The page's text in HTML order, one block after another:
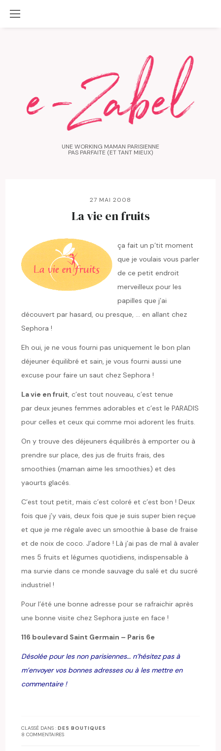
UNE WORKING MAMAN PARISIENNE
PAS PARFAITE (ET TANT MIEUX)
27 MAI 2008
La vie en fruits
ça fait un p’tit moment
que je voulais vous parler
de ce petit endroit
merveilleux pour les
papilles que j’ai
découvert par hasard, ou presque, … en allant chez
Sephora !
Eh oui, je ne vous fourni pas uniquement le bon plan
déjeuner équilibré et sain, je vous fourni aussi une
excuse pour faire un saut chez Sephora !
La vie en fruit, c’est tout nouveau, c’est tenue
par deux jeunes femmes adorables et c’est le PARADIS
pour celles et ceux qui comme moi adorent les fruits.
On y trouve des déjeuners équilibrés à emporter ou à
prendre sur place, des jus de fruits frais, des
smoothies (maman aime les smoothies) et des
yaourts glacés.
C’est tout petit, mais c’est coloré et c’est bon ! Deux
fois que j’y vais, deux fois que je suis super bien reçue
et que je me régale avec un smoothie à base de fraise
et de noix de coco. J’adore ! Là j’ai pas de mal à avaler
mes 5 fruits et légumes quotidiens, indispensable à
ma survie dans ce monde sauvage du salé et du sucré
industriel !
Pour l’été une bonne adresse pour se rafraichir après
une bonne visite chez Sephora juste en face !
116 boulevard Saint Germain – Paris 6e
Désolée pour les non parisiennes… n’hésitez pas à
m’envoyer vos bonnes adresses ou à les mettre en
commentaire !
CLASSÉ DANS :DES BOUTIQUES
8 COMMENTAIRES